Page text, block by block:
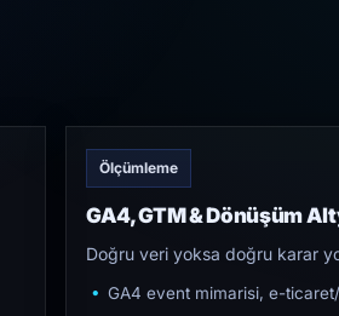
Ölçümleme
GA4, GTM & Dönüşüm
Doğru veri yoksa doğru karar
GA4 event mimarisi, e-